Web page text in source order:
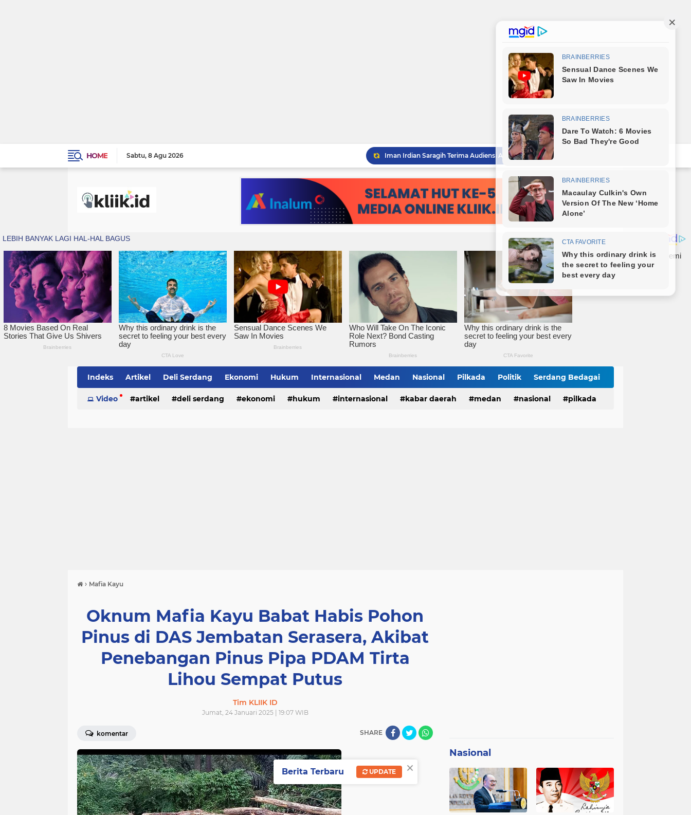
HOME Sabtu 8 Agu 2026
Polrestabes Medan Musnahkan Barang Bukti Narkotika dan Barang Ilegal, Bukti Nyata Penegakan Hukum Secara Transparan
Lahirkan Generasi Bebas Stunting, Wali Kota Tebingtinggi Dorong Optimalisasi SP3 Catin
Wali Kota Tebingtinggi Hadiri Kampanye dan Germas, Ungkap Angka Stunting Turun
Pemko Tebingtinggi Komitmen Percepatan Turunkan Stunting
Sat Narkoba Polres Tebingtinggi Tangkap Pengedar Sabu, Sita 9,56 Gram Sabu
Ketua KONI Tebingtinggi Terpilih Aulia Pitra Apresiasi Dukungan Cabor dan Pemko, Kini Fokus Menuju PORPROVSU 2026
Wali Kota Iman Irdian Saragih Terima Audiensi JMSI Sergai-Tebingtinggi
Indeks Artikel Deli Serdang Ekonomi Hukum Internasional Medan Nasional Pilkada Politik Serdang Bedagai
Simalungun Sumatera Utara Tebing Tinggi
Video artikel deli serdang ekonomi hukum internasional kabar daerah medan nasional pilkada
› Mafia Kayu
Oknum Mafia Kayu Babat Habis Pohon
Pinus di DAS Jembatan Serasera, Akibat
Penebangan Pinus Pipa PDAM Tirta
Lihou Sempat Putus
Tim KLIIK ID
Jumat, 24 Januari 2025 | 19:07 WIB
komentar SHARE
Nasional
×
Berita Terbaru UPDATE